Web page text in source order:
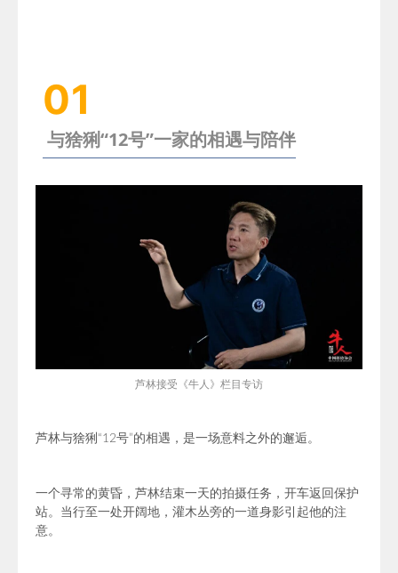
01
与猞猁“12号”一家的相遇与陪伴
芦林接受 《牛人》 栏目专访
芦林与猞猁“12号”的相遇，是一场意料之外的邂逅。
一个寻常的黄昏，芦林结束一天的拍摄任务，开车返回保护
站。当行至一处开阔地，灌木丛旁的一道身影引起他的注
意。